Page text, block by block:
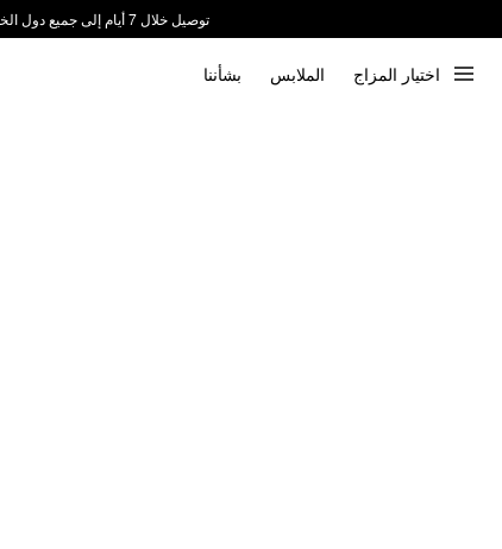
توصيل خلال 7 أيام إلى جميع دول الخليج
اختيار المزاج الملابس بشأننا